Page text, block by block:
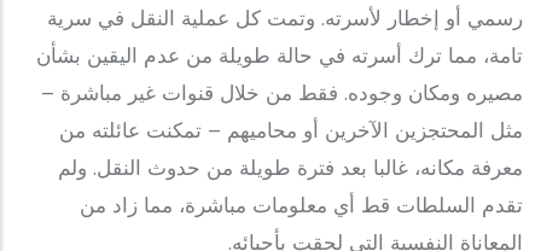
رسمي أو إخطار لأسرته. وتمت كل عملية النقل في سرية
تامة، مما ترك أسرته في حالة طويلة من عدم اليقين بشأن
مصيره ومكان وجوده. فقط من خلال قنوات غير مباشرة –
مثل المحتجزين الآخرين أو محاميهم – تمكنت عائلته من
معرفة مكانه، غالبا بعد فترة طويلة من حدوث النقل. ولم
تقدم السلطات قط أي معلومات مباشرة، مما زاد من
المعاناة النفسية التي لحقت بأحبائه.